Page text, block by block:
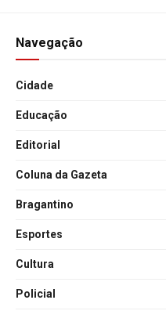
Navegação
Cidade
Educação
Editorial
Coluna da Gazeta
Bragantino
Esportes
Cultura
Policial